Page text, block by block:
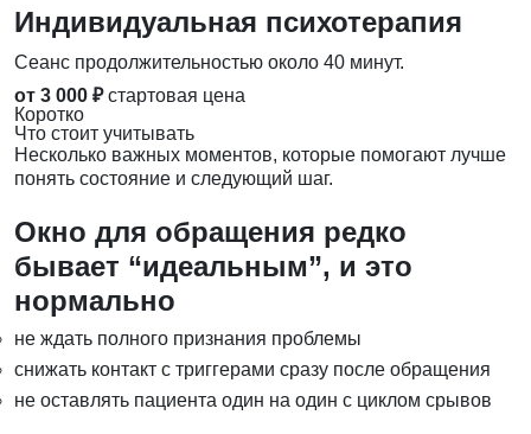
Индивидуальная психотерапия
Сеанс продолжительностью около 40 минут.
от 3 000 ₽ стартовая цена
Коротко
Что стоит учитывать
Несколько важных моментов, которые помогают лучше
понять состояние и следующий шаг.
Окно для обращения редко
бывает “идеальным”, и это
нормально
не ждать полного признания проблемы
снижать контакт с триггерами сразу после обращения
не оставлять пациента один на один с циклом срывов